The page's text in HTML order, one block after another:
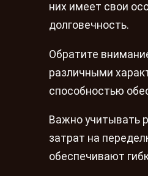
них имеет свои
долговечность.
Обратите
различными
способностью
Важно учитывать
затрат на
обеспечивают